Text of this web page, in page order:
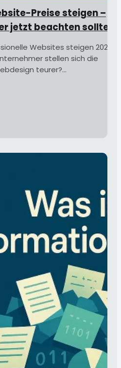
Preise steigen –
jetzt beachten sollten
Websites steigen 2025
stellen sich die
teurer?...